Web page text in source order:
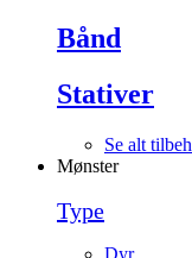
Bånd
Stativer
Se alt
Mønster
Type
Dyr